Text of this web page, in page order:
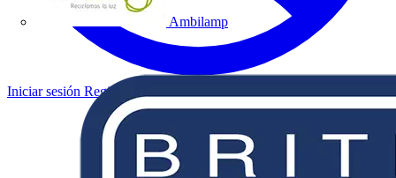
Ambilamp
Iniciar sesión Registrarse